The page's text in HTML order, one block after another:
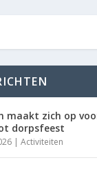
maakt zich op
dorpsfeest
|Activiteiten